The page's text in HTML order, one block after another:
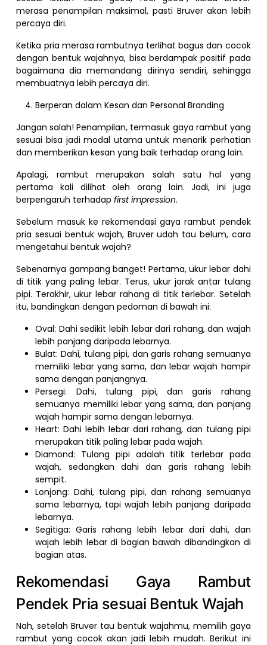
merasa penampilan maksimal, pasti Bruver akan lebih
percaya diri.
Ketika pria merasa rambutnya terlihat bagus dan cocok
dengan bentuk wajahnya, bisa berdampak positif pada
bagaimana dia memandang dirinya sendiri, sehingga
membuatnya lebih percaya diri.
Berperan dalam Kesan dan Personal Branding
Jangan salah! Penampilan, termasuk gaya rambut yang
sesuai bisa jadi modal utama untuk menarik perhatian
dan memberikan kesan yang baik terhadap orang lain.
Apalagi, rambut merupakan salah satu hal yang
pertama kali dilihat oleh orang lain. Jadi, ini juga
berpengaruh terhadapfirst impression.
Sebelum masuk ke rekomendasi gaya rambut pendek
pria sesuai bentuk wajah, Bruver udah tau belum, cara
mengetahui bentuk wajah?
Sebenarnya gampang banget! Pertama, ukur lebar dahi
di titik yang paling lebar. Terus, ukur jarak antar tulang
pipi. Terakhir, ukur lebar rahang di titik terlebar. Setelah
itu, bandingkan dengan pedoman di bawah ini:
Oval: Dahi sedikit lebih lebar dari rahang, dan wajah
lebih panjang daripada lebarnya.
Bulat: Dahi, tulang pipi, dan garis rahang semuanya
memiliki lebar yang sama, dan lebar wajah hampir
sama dengan panjangnya.
Persegi: Dahi, tulang pipi, dan garis rahang
semuanya memiliki lebar yang sama, dan panjang
wajah hampir sama dengan lebarnya.
Heart: Dahi lebih lebar dari rahang, dan tulang pipi
merupakan titik paling lebar pada wajah.
Diamond: Tulang pipi adalah titik terlebar pada
wajah, sedangkan dahi dan garis rahang lebih
sempit.
Lonjong: Dahi, tulang pipi, dan rahang semuanya
sama lebarnya, tapi wajah lebih panjang daripada
lebarnya.
Segitiga: Garis rahang lebih lebar dari dahi, dan
wajah lebih lebar di bagian bawah dibandingkan di
bagian atas.
Rekomendasi Gaya Rambut
Pendek Pria sesuai Bentuk Wajah
Nah, setelah Bruver tau bentuk wajahmu, memilih gaya
rambut yang cocok akan jadi lebih mudah. Berikut ini